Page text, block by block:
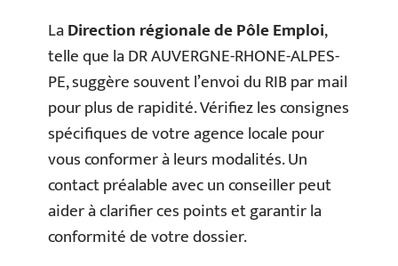
LaDirection régionale de Pôle Emploi,
telle que la DR AUVERGNE-RHONE-ALPES-
PE, suggère souvent l’envoi du RIB par mail
pour plus de rapidité. Vérifiez les consignes
spécifiques de votre agence locale pour
vous conformer à leurs modalités. Un
contact préalable avec un conseiller peut
aider à clarifier ces points et garantir la
conformité de votre dossier.